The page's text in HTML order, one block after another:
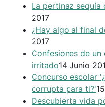
La pertinaz sequía
2017
¿Hay algo al final
2017
Confesiones de
irritado14 Junio
Concurso escolar
corrupta para ti?'
Descubierta vida